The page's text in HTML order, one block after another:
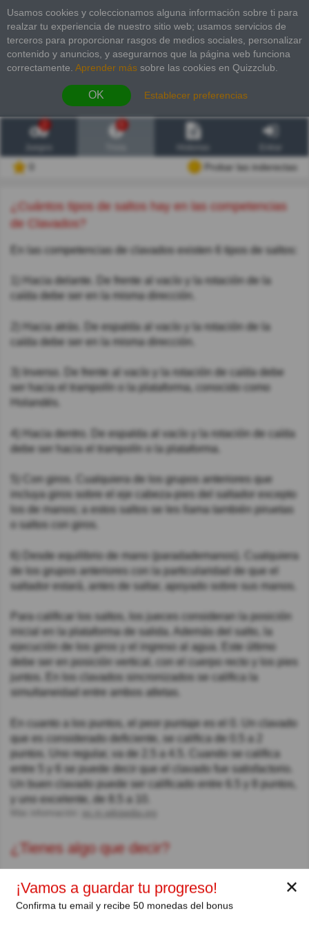
Usamos cookies y coleccionamos alguna información sobre ti para
realzar tu experiencia de nuestro sitio web; usamos servicios de
terceros para proporcionar rasgos de medios sociales, personalizar
contenido y anuncios, y asegurarnos que la página web funciona
correctamente. Aprender más sobre las cookies en Quizzclub.
OK Establecer preferencias
2
Probar las inderectas
¿Cuántos tipos de saltos hay en las competencias
de Clavados?
En las competencias de clavados existen 6 tipos de saltos:
1) Hacia delante. De frente al vacío y la rotación de la
caída debe ser en la misma dirección.
2) Hacia atrás. De espalda al vacío y la rotación de la
caída debe ser en la misma dirección.
3) Inverso. De frente al vacío y la rotación de caída debe
ser hacia el trampolín o la plataforma, conocido como
Holandés.
4) Hacia dentro. De espalda al vacío y la rotación de caída
debe ser hacia el trampolín o la plataforma.
5) Con giros. Cualquiera de los grupos anteriores que
incluya giros sobre el eje cabeza-pies del saltador excepto
los de manos; a estos saltos se les llama también piruetas
o saltos con giros.
6) Desde equilibrio de mano (paradademanos). Cualquiera
de los grupos anteriores con la particularidad de que el
saltador estará, antes de saltar, apoyado sobre sus manos.
Para calificar los saltos, los jueces consideran la posición
inicial en la plataforma de salida. Además del salto, la
ejecución de los giros y el ingreso al agua. Este último
debe ser en posición vertical, con el cuerpo recto y los pies
juntos. En los clavados sincronizados se califica la
simultaneidad entre ambos atletas.
En cuanto a los puntos, el peor puntaje es el 0. Un clavado
que es considerado deficiente, se califica de 0.5 a 2
puntos. Uno regular, va de 2.5 a 4.5. Cuando se califica
entre 5 y 6 se puede decir que el clavado fue satisfactorio.
Un buen clavado puede ser calificado entre 6.5 y 8 puntos,
y uno excelente, de 8.5 a 10.
es.m.wikipedia.org
¿Tienes algo que decir?
✕
¡Vamos a guardar tu progreso!
Confirma tu email y recibe 50 monedas del bonus